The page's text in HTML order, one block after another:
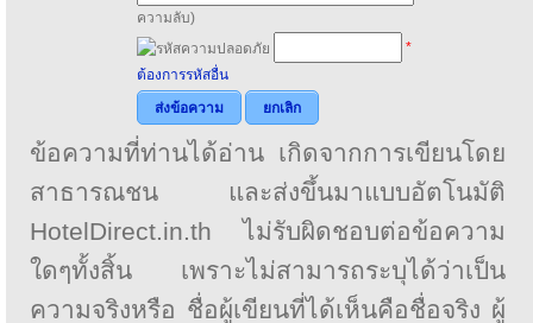
ความลับ)
*
ต้องการรหัสอื่น
ส่งข้อความ
ยกเลิก
ข้อความที่ท่านได้อ่าน เกิดจากการเขียนโดย
สาธารณชน และส่งขึ้นมาแบบอัตโนมัติ
HotelDirect.in.th ไม่รับผิดชอบต่อข้อความ
ใดๆทั้งสิ้น เพราะไม่สามารถระบุได้ว่าเป็น
ความจริงหรือ ชื่อผู้เขียนที่ได้เห็นคือชื่อจริง ผู้